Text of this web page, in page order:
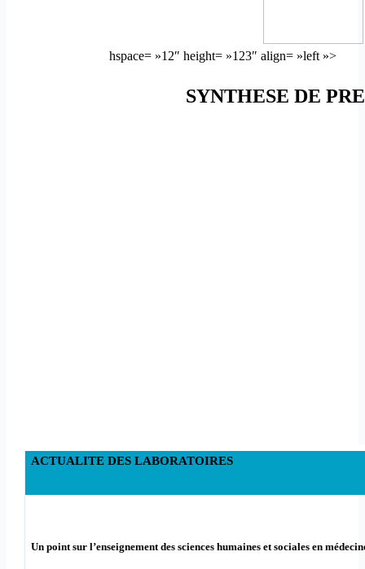
hspace= »12″ height= »123″ align= »left »>
SYNTHESE DE
ACTUALITE DES LABORATOIRES
Un point sur l’enseignement des sciences humaines et sociales en